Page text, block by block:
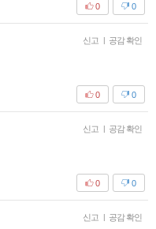
0
0
신고 | 공감 확인
0
0
신고 | 공감 확인
0
0
신고 | 공감 확인